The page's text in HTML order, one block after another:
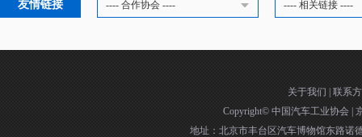
友情链接 ---- 合作协会 ---- ---- 相关链接 ----
关于我们
联系
Copyright© 中国汽车工业协会
地址：北京市丰台区汽车博物馆东路诺